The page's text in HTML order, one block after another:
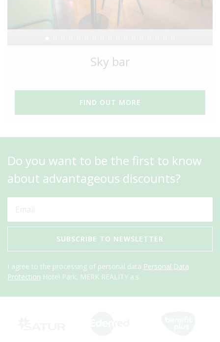
Sky bar
FIND OUT MORE
Do you want to be the first to know
about advantageous discounts?
SUBSCRIBE TO NEWSLETTER
I agree to the processing of personal data Personal Data
Protection Hotel Park, MERK REALITY a.s.